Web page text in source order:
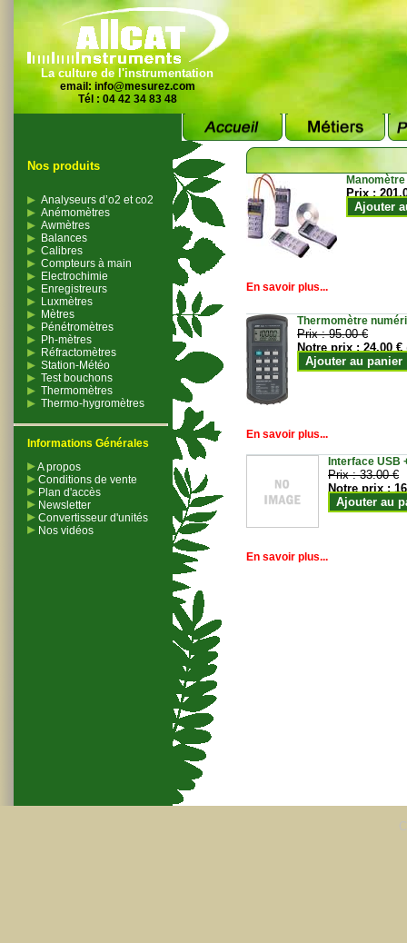
La culture de l'instrumentation
email: info@mesurez.com
Tél : 04 42 34 83 48
Nos produits
Analyseurs d’o2 et co2
Anémomètres
Awmètres
Balances
Calibres
Compteurs à main
Electrochimie
Enregistreurs
Luxmètres
Mètres
Pénétromètres
Ph-mètres
Réfractomètres
Station-Météo
Test bouchons
Thermomètres
Thermo-hygromètres
Informations Générales
A propos
Conditions de vente
Plan d'accès
Newsletter
Convertisseur d'unités
Nos vidéos
Prix :
Ajouter
En savoir plus...
Thermomètre
Prix :95.00 €
Notre prix :24.00 €
Ajouter au panier
En savoir plus...
Interface USB
Prix :33.00 €
Notre prix :
Ajouter au
En savoir plus...